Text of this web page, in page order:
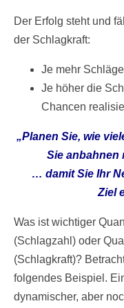
Der Erfolg steht und
der Schlagkraft:
Je mehr
Je höher die
Chancen
„Planen Sie, wie
Sie anbahnen
… damit Sie Ihr
Ziel
Was ist wichtiger
(Schlagzahl) oder
(Schlagkraft)?
folgendes Beispiel.
dynamischer, aber